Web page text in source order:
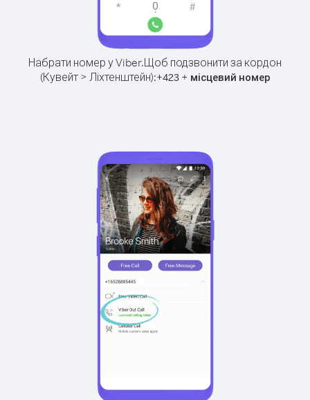
Набрати номер у Viber.Щоб подзвонити за кордон
(Кувейт > Ліхтенштейн):+423+ місцевий номер